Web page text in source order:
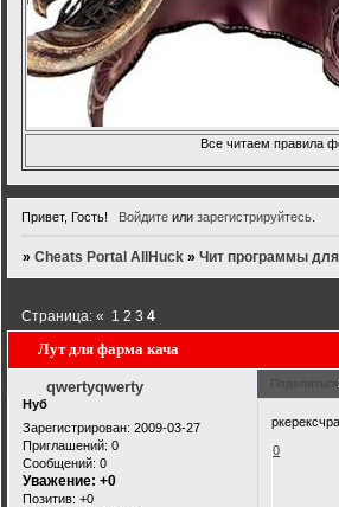
Все читаем правила
Привет, Гость! Войдитеили зарегистрируйтесь.
»Cheats Portal AllHuck »Чит программы
Лут для фарма кача
Страница:« 1 2 3 4
Поделиться
qwertyqwerty
Нуб
Зарегистрирован: 2009-03-27
Приглашений: 0
Сообщений: 0
Уважение: +0
Позитив: +0
0